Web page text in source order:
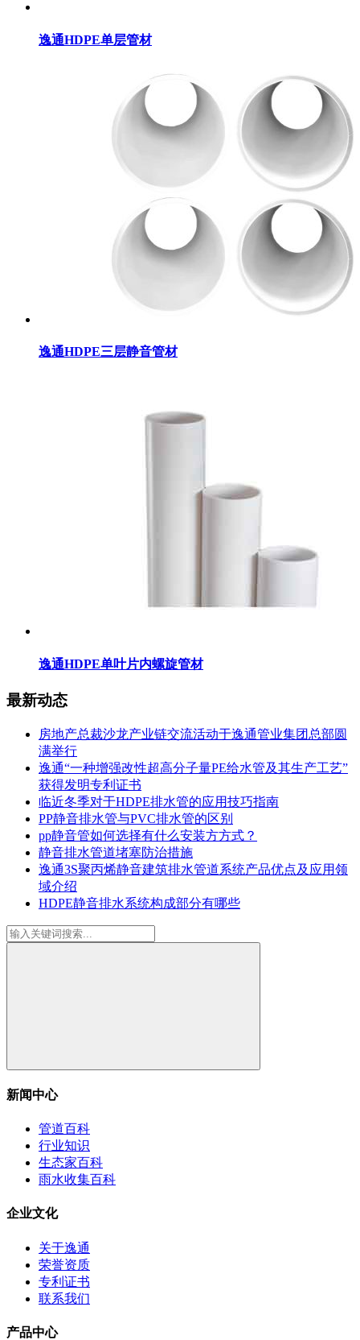
逸通HDPE单层管材
逸通HDPE三层静音管材
逸通HDPE单叶片内螺旋管材
最新动态
房地产总裁沙龙产业链交流活动于逸通管业集团总部圆
满举行
逸通“一种增强改性超高分子量PE给水管及其生产工艺”
获得发明专利证书
临近冬季对于HDPE排水管的应用技巧指南
PP静音排水管与PVC排水管的区别
pp静音管如何选择有什么安装方方式？
静音排水管道堵塞防治措施
逸通3S聚丙烯静音建筑排水管道系统产品优点及应用领
域介绍
HDPE静音排水系统构成部分有哪些
新闻中心
管道百科
行业知识
生态家百科
雨水收集百科
企业文化
关于逸通
荣誉资质
专利证书
联系我们
产品中心